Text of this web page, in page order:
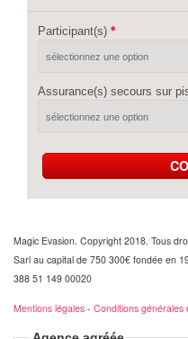
Participant(s)
Assurance(s) secours sur
Magic Evasion. Copyright 2018. Tous
Sarl au capital de 750 300€ fondée en
388 51 149 00020
Mentions légales - Conditions générales